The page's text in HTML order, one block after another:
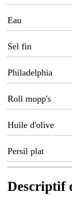
Eau
Sel fin
Philadelphia
Roll mopp's
Huile d'olive
Persil plat
Descriptif